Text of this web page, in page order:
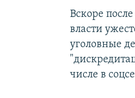
Вскоре
власти
уголовные
числе в